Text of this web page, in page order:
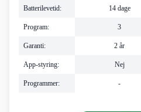
Batterilevetid:
Program:
Garanti:
App-styring:
Programmer:
14 dage
3
2 år
Nej
-